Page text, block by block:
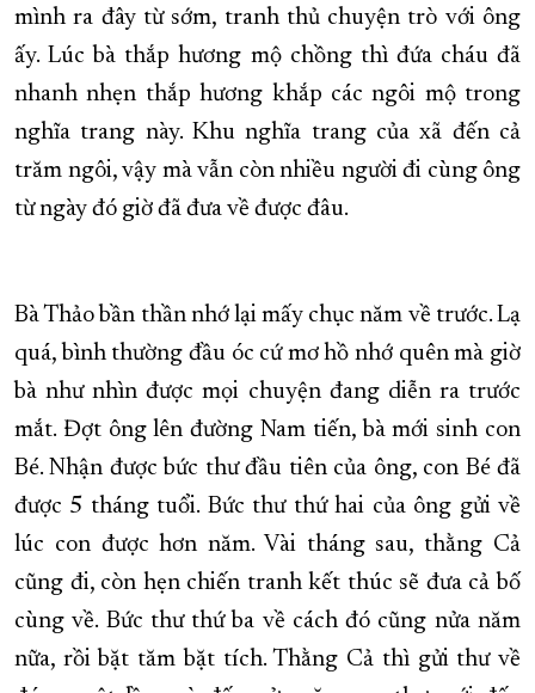
mình ra đây từ sớm, tranh thủ chuyện trò với ông
ấy. Lúc bà thắp hương mộ chồng thì đứa cháu đã
nhanh nhẹn thắp hương khắp các ngôi mộ trong
nghĩa trang này. Khu nghĩa trang của xã đến cả
trăm ngôi, vậy mà vẫn còn nhiều người đi cùng ông
từ ngày đó giờ đã đưa về được đâu.
Bà Thảo bần thần nhớ lại mấy chục năm về trước. Lạ
quá, bình thường đầu óc cứ mơ hồ nhớ quên mà giờ
bà như nhìn được mọi chuyện đang diễn ra trước
mắt. Đợt ông lên đường Nam tiến, bà mới sinh con
Bé. Nhận được bức thư đầu tiên của ông, con Bé đã
được 5 tháng tuổi. Bức thư thứ hai của ông gửi về
lúc con được hơn năm. Vài tháng sau, thằng Cả
cũng đi, còn hẹn chiến tranh kết thúc sẽ đưa cả bố
cùng về. Bức thư thứ ba về cách đó cũng nửa năm
nữa, rồi bặt tăm bặt tích. Thằng Cả thì gửi thư về